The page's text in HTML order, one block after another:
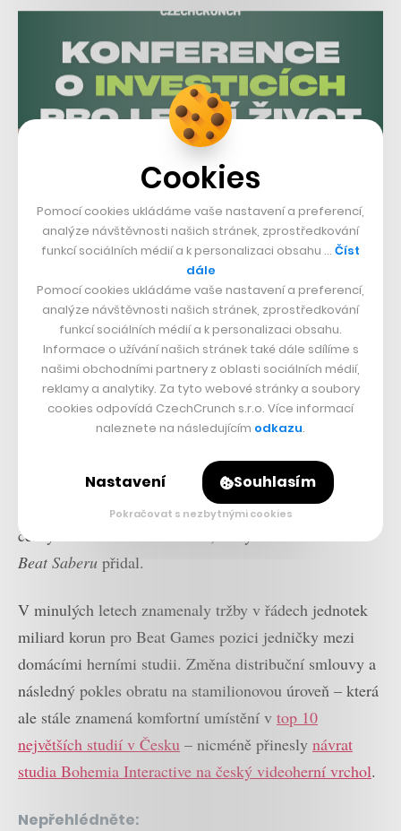
Zveřejněné finanční výsledky za rok 2023 jsou také
pomyslnou tečkou za zakladateli firmy. Začátkem
spoluzakladatelskádvojice slovenských vývojářů
Vladimír Hrinčár a Ján Ilavský. Už před rokem skončil
český skladatel Jaroslav Beck, který se k nim u zrodu
Beat Saberu přidal.
V minulých letech znamenaly tržby v řádech jednotek
miliard korun pro Beat Games pozici jedničky mezi
domácími herními studii. Změna distribuční smlouvy a
následný pokles obratu na stamilionovou úroveň – která
ale stále znamená komfortní umístění v top 10
největších studií v Česku – nicméně přinesly návrat
studia Bohemia Interactive na český videoherní vrchol.
Nepřehlédněte:
Cookies
Pomocí cookies ukládáme vaše nastavení a preferencí,
analýze návštěvnosti našich stránek, zprostředkování
funkcí sociálních médií a k personalizaci obsahu … Číst
dále
Pomocí cookies ukládáme vaše nastavení a preferencí,
analýze návštěvnosti našich stránek, zprostředkování
funkcí sociálních médií a k personalizaci obsahu.
Informace o užívání našich stránek také dále sdílíme s
našimi obchodními partnery z oblasti sociálních médií,
reklamy a analytiky. Za tyto webové stránky a soubory
cookies odpovídá CzechCrunch s.r.o. Více informací
naleznete na následujícím odkazu.
Nastavení Souhlasím
Pokračovat s nezbytnými cookies